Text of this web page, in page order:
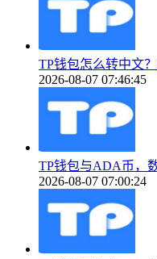
TP钱包怎么转中文
2026-08-07 07:46:45
TP钱包与ADA币，
2026-08-07 07:00:24